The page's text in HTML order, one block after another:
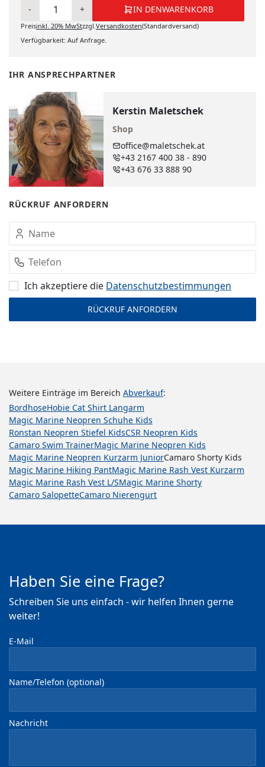
- + IN DENWARENKORB
IN DEN WARENKORB
Preisinkl. 20% MwStzzgl.Versandkosten(Standardversand)
Verfügbarkeit: Auf Anfrage.
IHR ANSPRECHPARTNER
Kerstin Maletschek
Shop
office@maletschek.at
+43 2167 400 38 - 890
+43 676 33 888 90
RÜCKRUF ANFORDERN
Ich akzeptiere die Datenschutz­bestimmungen
Weitere Einträge im Bereich Abverkauf:
BordhoseHobie Cat Shirt Langarm
Magic Marine Neopren Schuhe Kids
Ronstan Neopren Stiefel KidsCSR Neopren Kids
Camaro Swim TrainerMagic Marine Neopren Kids
Magic Marine Neopren Kurzarm JuniorCamaro Shorty Kids
Magic Marine Hiking PantMagic Marine Rash Vest Kurzarm
Magic Marine Rash Vest L/SMagic Marine Shorty
Camaro SalopetteCamaro Nierengurt
Haben Sie eine Frage?
Schreiben Sie uns einfach - wir helfen Ihnen gerne
weiter!
E-Mail
Name/Telefon (optional)
Nachricht